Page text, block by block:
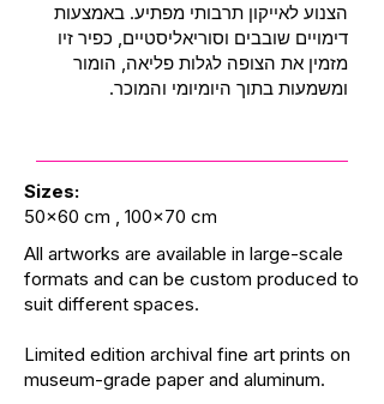
הצנוע לאייקון תרבותי מפתיע. באמצעות
דימויים שובבים וסוריאליסטיים, כפיר זיו
מזמין את הצופה לגלות פליאה, הומור
ומשמעות בתוך היומיומי והמוכר.
Sizes:
50x60 cm , 100x70 cm
All artworks are available in large-scale
formats and can be custom produced to
suit different spaces.
Limited edition archival fine art prints on
museum-grade paper and aluminum.